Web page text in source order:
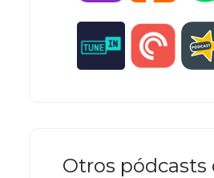
Otros pódcasts